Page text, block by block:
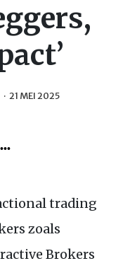
· 21 MEI 2025
trading
zoals
Brokers